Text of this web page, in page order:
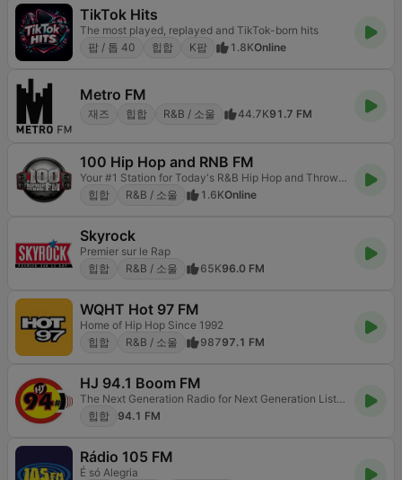
TikTok Hits
The most played, replayed and TikTok-born hits
팝 / 톱 40
힙합 K팝 1.8KOnline
Metro FM
재즈 힙합 R&B / 소울 44.7K91.7 FM
100 Hip Hop and RNB FM
Your #1 Station for Today's R&B Hip Hop and Throwbacks
힙합
R&B / 소울 1.6KOnline
Skyrock
Premier sur le Rap
힙합
R&B / 소울 65K96.0 FM
WQHT Hot 97 FM
Home of Hip Hop Since 1992
힙합
R&B / 소울 98797.1 FM
HJ 94.1 Boom FM
The Next Generation Radio for Next Generation Listeners!
힙합
94.1 FM
Rádio 105 FM
É só Alegria